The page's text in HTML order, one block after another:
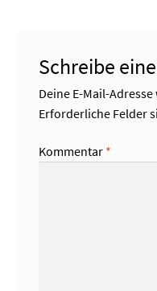
Schreibe
Deine E-Mail-
Erforderliche Felder
Kommentar *